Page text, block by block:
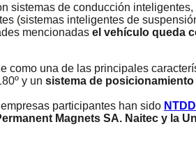
sistemas de conducción
(sistemas inteligentes de
mencionadas el vehículo queda
como una de las principales
y un sistema de posicionamiento
participantes han sido
Magnets SA. Naitec y la